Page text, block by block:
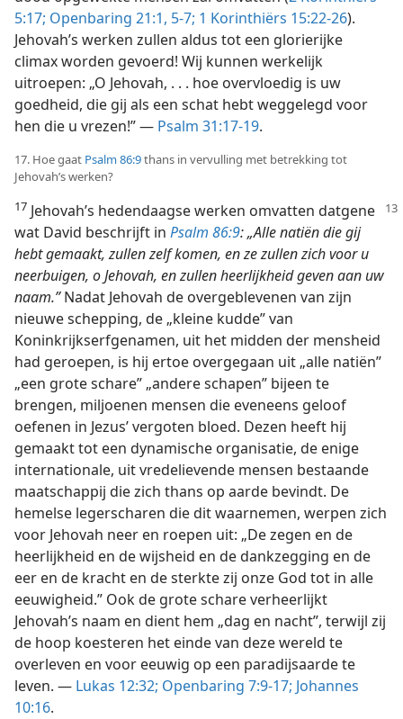
5:17; Openbaring 21:1, 5-7; 1 Korinthiërs 15:22-26).
Jehovah’s werken zullen aldus tot een glorierijke
climax worden gevoerd! Wij kunnen werkelijk
uitroepen: „O Jehovah, . . . hoe overvloedig is uw
goedheid, die gij als een schat hebt weggelegd voor
hen die u vrezen!” — Psalm 31:17-19.
17. Hoe gaat Psalm 86:9thans in vervulling met betrekking tot
Jehovah’s werken?
17 Jehovah’s hedendaagse werken omvatten datgene
wat David beschrijft in Psalm 86:9: „Alle natiën die gij
hebt gemaakt, zullen zelf komen, en ze zullen zich voor u
neerbuigen, o Jehovah, en zullen heerlijkheid geven aan uw
naam.”Nadat Jehovah de overgeblevenen van zijn
nieuwe schepping, de „kleine kudde” van
Koninkrijkserfgenamen, uit het midden der mensheid
had geroepen, is hij ertoe overgegaan uit „alle natiën”
„een grote schare” „andere schapen” bijeen te
brengen, miljoenen mensen die eveneens geloof
oefenen in Jezus’ vergoten bloed. Dezen heeft hij
gemaakt tot een dynamische organisatie, de enige
internationale, uit vredelievende mensen bestaande
maatschappij die zich thans op aarde bevindt. De
hemelse legerscharen die dit waarnemen, werpen zich
voor Jehovah neer en roepen uit: „De zegen en de
heerlijkheid en de wijsheid en de dankzegging en de
eer en de kracht en de sterkte zij onze God tot in alle
eeuwigheid.” Ook de grote schare verheerlijkt
Jehovah’s naam en dient hem „dag en nacht”, terwijl zij
de hoop koesteren het einde van deze wereld te
overleven en voor eeuwig op een paradijsaarde te
leven. — Lukas 12:32; Openbaring 7:9-17; Johannes
10:16.